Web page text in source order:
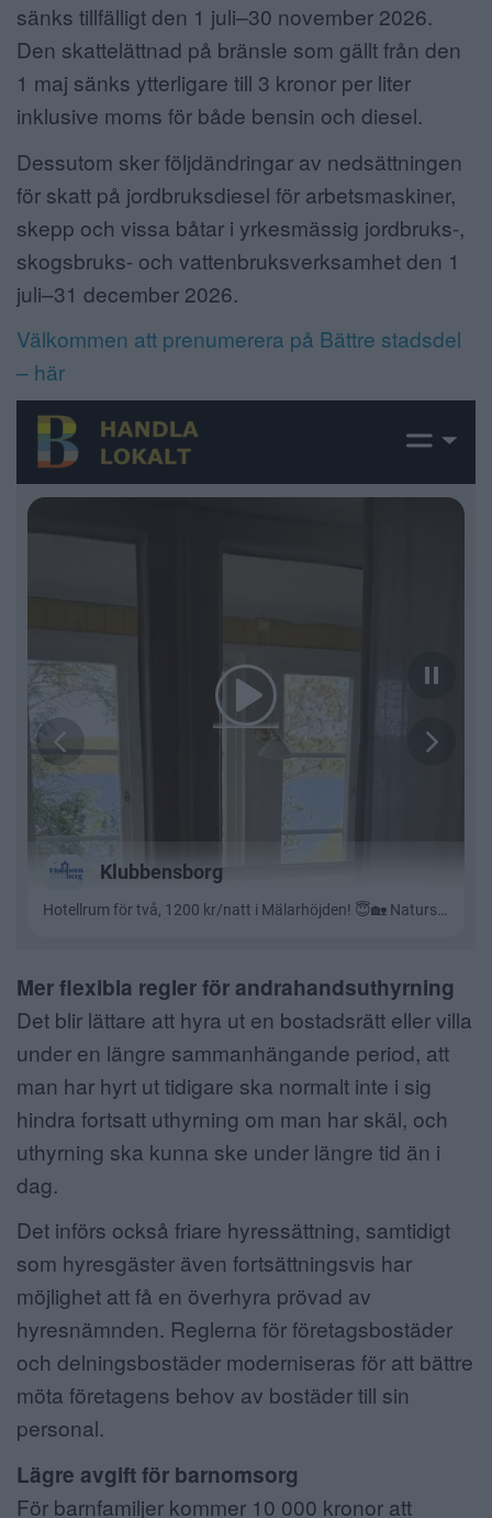
sänks tillfälligt den 1 juli–30 november 2026.
Den skattelättnad på bränsle som gällt från den
1 maj sänks ytterligare till 3 kronor per liter
inklusive moms för både bensin och diesel.
Dessutom sker följdändringar av nedsättningen
för skatt på jordbruksdiesel för arbetsmaskiner,
skepp och vissa båtar i yrkesmässig jordbruks-,
skogsbruks- och vattenbruksverksamhet den 1
juli–31 december 2026.
Välkommen att prenumerera på Bättre stadsdel
– här
Mer flexibla regler för andrahandsuthyrning
Det blir lättare att hyra ut en bostadsrätt eller villa
under en längre sammanhängande period, att
man har hyrt ut tidigare ska normalt inte i sig
hindra fortsatt uthyrning om man har skäl, och
uthyrning ska kunna ske under längre tid än i
dag.
Det införs också friare hyressättning, samtidigt
som hyresgäster även fortsättningsvis har
möjlighet att få en överhyra prövad av
hyresnämnden. Reglerna för företagsbostäder
och delningsbostäder moderniseras för att bättre
möta företagens behov av bostäder till sin
personal.
Lägre avgift för barnomsorg
För barnfamiljer kommer 10 000 kronor att